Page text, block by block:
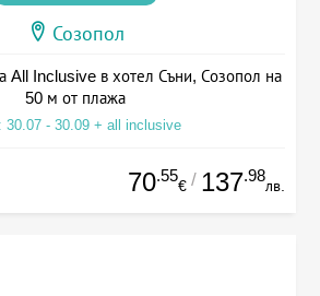
Созопол
All Inclusive в хотел Съни, Созопол на
50 м от плажа
30.07 - 30.09 + all inclusive
70.55
€ / 137.98
лв.